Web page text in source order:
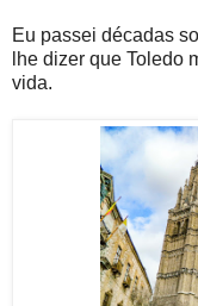
Eu passei décadas
lhe dizer que Toledo
vida.